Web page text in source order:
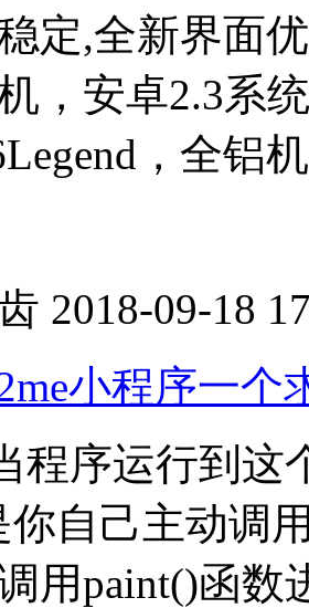
定,全新界面
，安卓2.3系
，全铝
2018-09-18
小程序一个
程序运行到这
你自己主动调
用paint()函数